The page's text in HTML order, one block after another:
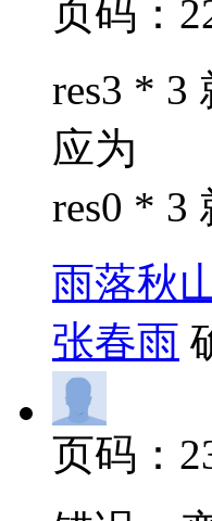
页码：
res3 * 3
应为
res0 * 3
雨落秋
张春雨
页码：